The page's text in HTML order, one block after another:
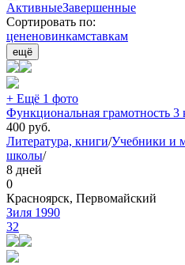
АктивныеЗавершенные
Сортировать по:
цененовинкамставкам
ещё
+ Ещё 1 фото
Функциональная грамотность 3
400 руб.
Литература, книги/Учебники и
школы/
8 дней
0
Красноярск, Первомайский
Зиля 1990
32